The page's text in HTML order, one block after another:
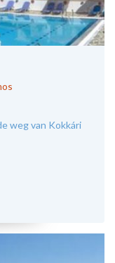
weg van Kokkári